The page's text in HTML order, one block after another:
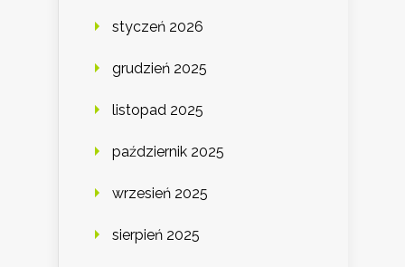
styczeń 2026
grudzień 2025
listopad 2025
październik 2025
wrzesień 2025
sierpień 2025